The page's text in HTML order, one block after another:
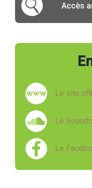
Accès
Le site
Le
Le